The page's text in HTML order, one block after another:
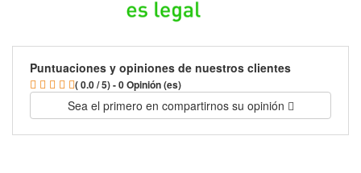
Puntuaciones y opiniones de nuestros clientes
( 0.0 / 5) - 0 Opinión (es)
Sea el primero en compartirnos su opinión